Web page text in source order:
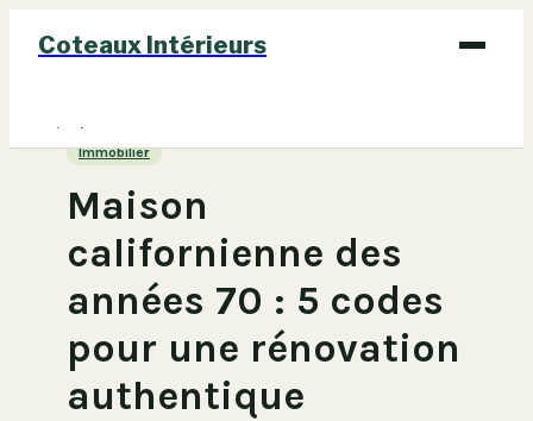
Coteaux Intérieurs
Bricolage
Immobilier
Maison
californienne des
années 70 : 5 codes
pour une rénovation
authentique